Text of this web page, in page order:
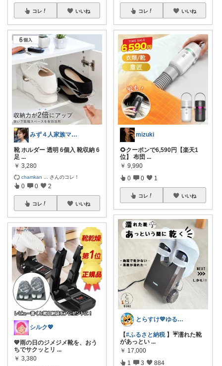
コレ いいね
みず４人家族ママ★３０代子育て奮闘中🙆
靴 ホルダー 透明 6個入 靴収納 6
足 ...
￥ 3,280
chamkan さんのコレ！
0 0 2
コレ いいね
シルク💖
💙雨の日のジメジメ靴を、おう
ちでサクッとリ ...
￥ 3,380
コレ いいね
mizuki
🌻クーポンで6,590円【楽天1
位】 布団 ...
￥ 9,990
0 0 1
コレ いいね
とらすけ💙ゆるミニマリストの愛用品
【#ふるさと納税】☔️濡れた靴
があっとい ...
￥ 17,000
1 3 884